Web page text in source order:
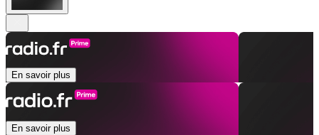
En savoir plus
En savoir plus